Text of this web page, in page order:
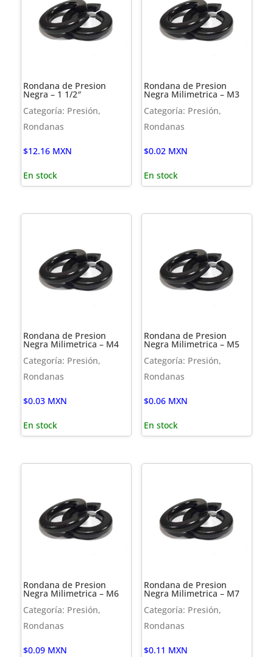
Rondana de Presion
Negra – 1 1/2″
Categoría: Presión,
Rondanas
$12.16 MXN
En stock
Rondana de Presion
Negra Milimetrica – M3
Categoría: Presión,
Rondanas
$0.02 MXN
En stock
Rondana de Presion
Negra Milimetrica – M4
Categoría: Presión,
Rondanas
$0.03 MXN
En stock
Rondana de Presion
Negra Milimetrica – M5
Categoría: Presión,
Rondanas
$0.06 MXN
En stock
Rondana de Presion
Negra Milimetrica – M6
Categoría: Presión,
Rondanas
$0.09 MXN
Rondana de Presion
Negra Milimetrica – M7
Categoría: Presión,
Rondanas
$0.11 MXN